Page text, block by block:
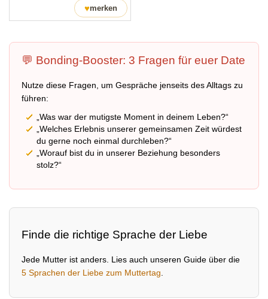
♥merken
💬 Bonding-Booster: 3 Fragen für euer Date
Nutze diese Fragen, um Gespräche jenseits des Alltags zu
führen:
„Was war der mutigste Moment in deinem Leben?“
„Welches Erlebnis unserer gemeinsamen Zeit würdest
du gerne noch einmal durchleben?“
„Worauf bist du in unserer Beziehung besonders
stolz?“
Finde die richtige Sprache der Liebe
Jede Mutter ist anders. Lies auch unseren Guide über die
5 Sprachen der Liebe zum Muttertag